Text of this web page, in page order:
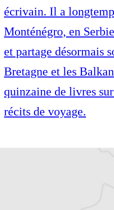
écrivain. Il a
Monténégro, en
et partage désormais
Bretagne et les
quinzaine de livres
récits de voyage.